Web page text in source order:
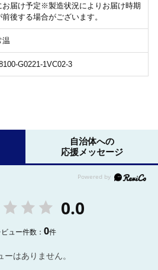
お届け予定※製造状況によりお届け時期
前後する場合がございます。
温
G0221-1VC02-3
自治体への
応援メッセージ
0.0
ビュー件数：0件
ーはありません。